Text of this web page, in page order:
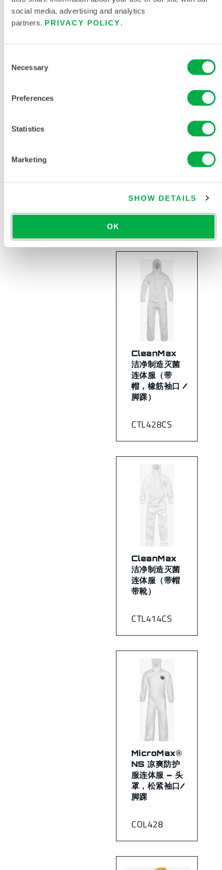
social media, advertising and analytics
partners. PRIVACY POLICY.
Selection
Necessary
Preferences
Statistics
Marketing
SHOW DETAILS
OK
式连体服
MNSG428
CTL428CS
CleanMax
洁净制造灭菌
连体服（带
帽，橡筋袖口 /
脚踝）
CTL414CS
CleanMax
洁净制造灭菌
连体服（带帽
带靴）
COL428
MicroMax®
NS 凉爽防护
服连体服 – 头
罩，松紧袖口/
脚踝